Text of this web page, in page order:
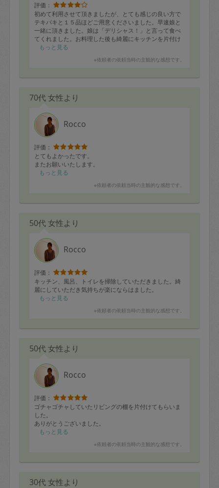
いつも笑顔で明るく、気持ち良い対応をありがとうござ
います。
評価：
初めて利用させて頂きましたが、とても感じの良い方で
テキパキと１５品ほどご用意くださいました。早速娘と
一緒に頂きました。娘は「デリシャス！」と言って食べ
てくれました。お料理した後も綺麗にキッチンを片付け
てくださっていました。ありがとうございました。
もっと見る
※依頼者の依頼当時の主観的な感想です。
70代 女性より
Rocco
評価：
とてもよかったです。
またお願いいたします。
もっと見る
※依頼者の依頼当時の主観的な感想です。
50代 女性より
Rocco
評価：
キッチン、風呂、トイレを掃除していただきました。綺
麗にしていただき気持ちが楽にならはました。
もっと見る
※依頼者の依頼当時の主観的な感想です。
50代 女性より
Rocco
評価：
ゴチャゴチャしていたリビングの棚を片付けてもらいま
した。
ありがとうございました。
もっと見る
※依頼者の依頼当時の主観的な感想です。
30代 女性より